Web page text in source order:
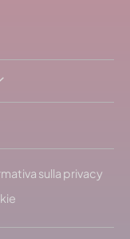
sulla privacy